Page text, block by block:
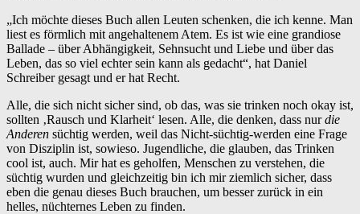
„Ich möchte dieses Buch allen Leuten schenken, die ich kenne. Man
liest es förmlich mit angehaltenem Atem. Es ist wie eine grandiose
Ballade – über Abhängigkeit, Sehnsucht und Liebe und über das
Leben, das so viel echter sein kann als gedacht“, hat Daniel
Schreiber gesagt und er hat Recht.
Alle, die sich nicht sicher sind, ob das, was sie trinken noch okay ist,
sollten ‚Rausch und Klarheit‘ lesen. Alle, die denken, dass nurdie
Anderen süchtig werden, weil das Nicht-süchtig-werden eine Frage
von Disziplin ist, sowieso. Jugendliche, die glauben, das Trinken
cool ist, auch. Mir hat es geholfen, Menschen zu verstehen, die
süchtig wurden und gleichzeitig bin ich mir ziemlich sicher, dass
eben die genau dieses Buch brauchen, um besser zurück in ein
helles, nüchternes Leben zu finden.